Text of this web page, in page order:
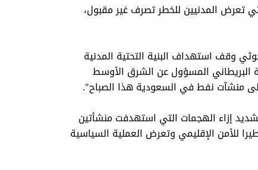
تعرض المدنيين للخطر تصرف غير مقبول،
وقف استهداف البنية التحتية المدنية
البريطاني المسؤول عن الشرق الأوسط
منشآت نفط في السعودية هذا الصباح".
إزاء الهجمات التي استهدفت منشأتين
للأمن الإقليمي وتعرض العملية السياسية